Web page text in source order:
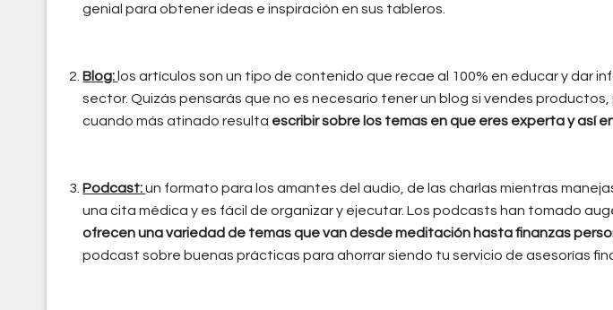
genial para obtener ideas e inspiración en sus tableros.
Blog: los artículos son un tipo de contenido que recae al 100% en educar y dar
sector. Quizás pensarás que no es necesario tener un blog si vendes
cuando más atinado resulta escribir sobre los temas en que eres experta y así
Podcast:un formato para los amantes del audio, de las charlas mientras
una cita médica y es fácil de organizar y ejecutar. Los podcasts han tomado
ofrecen una variedad de temas que van desde meditación hasta finanzas
podcast sobre buenas prácticas para ahorrar siendo tu servicio de asesorías